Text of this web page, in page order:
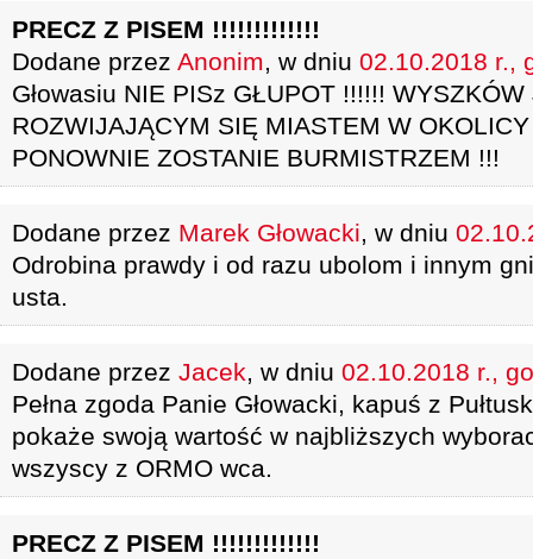
PRECZ Z PISEM !!!!!!!!!!!!!
Dodane przez Anonim, w dniu 02.10.2018 r.,
Głowasiu NIE PISz GŁUPOT !!!!!!
ROZWIJAJĄCYM SIĘ MIASTEM W
PONOWNIE ZOSTANIE BURMISTRZEM !!!
Dodane przez Marek Głowacki, w dniu
Odrobina prawdy i od razu ubolom i innym
usta.
Dodane przez Jacek, w dniu 02.10.2018 r.,
Pełna zgoda Panie Głowacki, kapuś z
pokaże swoją wartość w najbliższych
wszyscy z ORMO wca.
PRECZ Z PISEM !!!!!!!!!!!!!